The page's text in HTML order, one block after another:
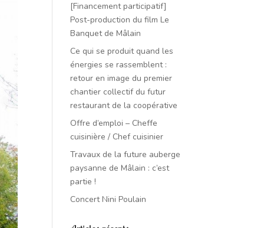
[Financement participatif]
Post-production du film Le
Banquet de Mâlain
Ce qui se produit quand les
énergies se rassemblent :
retour en image du premier
chantier collectif du futur
restaurant de la coopérative
Offre d’emploi – Cheffe
cuisinière / Chef cuisinier
Travaux de la future auberge
paysanne de Mâlain : c’est
partie !
Concert Nini Poulain